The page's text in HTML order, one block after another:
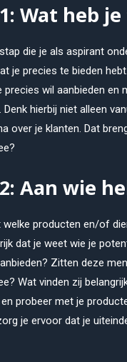
Wat heb
die je als aspirant
je precies te bieden
precies wil aanbieden
Denk hierbij niet alleen
over je klanten. Dat
Aan wie
welke producten en/of
dat je weet wie je
Zitten deze
Wat vinden zij
probeer met je
je ervoor dat je